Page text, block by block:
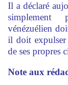
Il a déclaré
simplement
vénézuélien
il doit expulser
de ses propres
Note aux